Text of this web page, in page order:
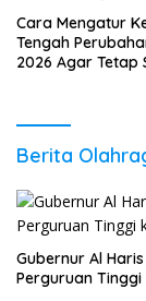
Cara Mengatur
Tengah
2026 Agar Tetap
Berita
Gubernur Al
Perguruan Tinggi